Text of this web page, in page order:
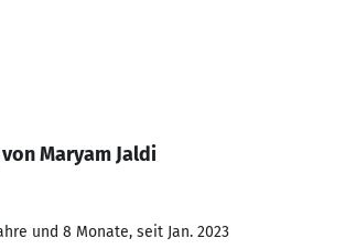
Maryam Jaldi
und 8 Monate, seit Jan. 2023